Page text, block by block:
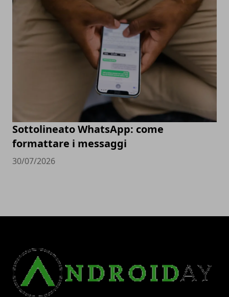
Sottolineato WhatsApp: come
formattare i messaggi
30/07/2026